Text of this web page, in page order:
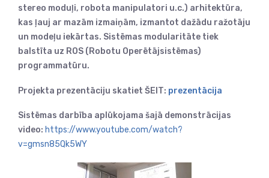
stereo moduļi, robota manipulatori u.c.) arhitektūra,
kas ļauj ar mazām izmaiņām, izmantot dažādu ražotāju
un modeļu iekārtas. Sistēmas modularitāte tiek
balstīta uz ROS (Robotu Operētājsistēmas)
programmatūru.
Projekta prezentāciju skatiet ŠEIT: prezentācija
Sistēmas darbība aplūkojama šajā demonstrācijas
video: https://www.youtube.com/watch?
v=gmsn85Qk5WY